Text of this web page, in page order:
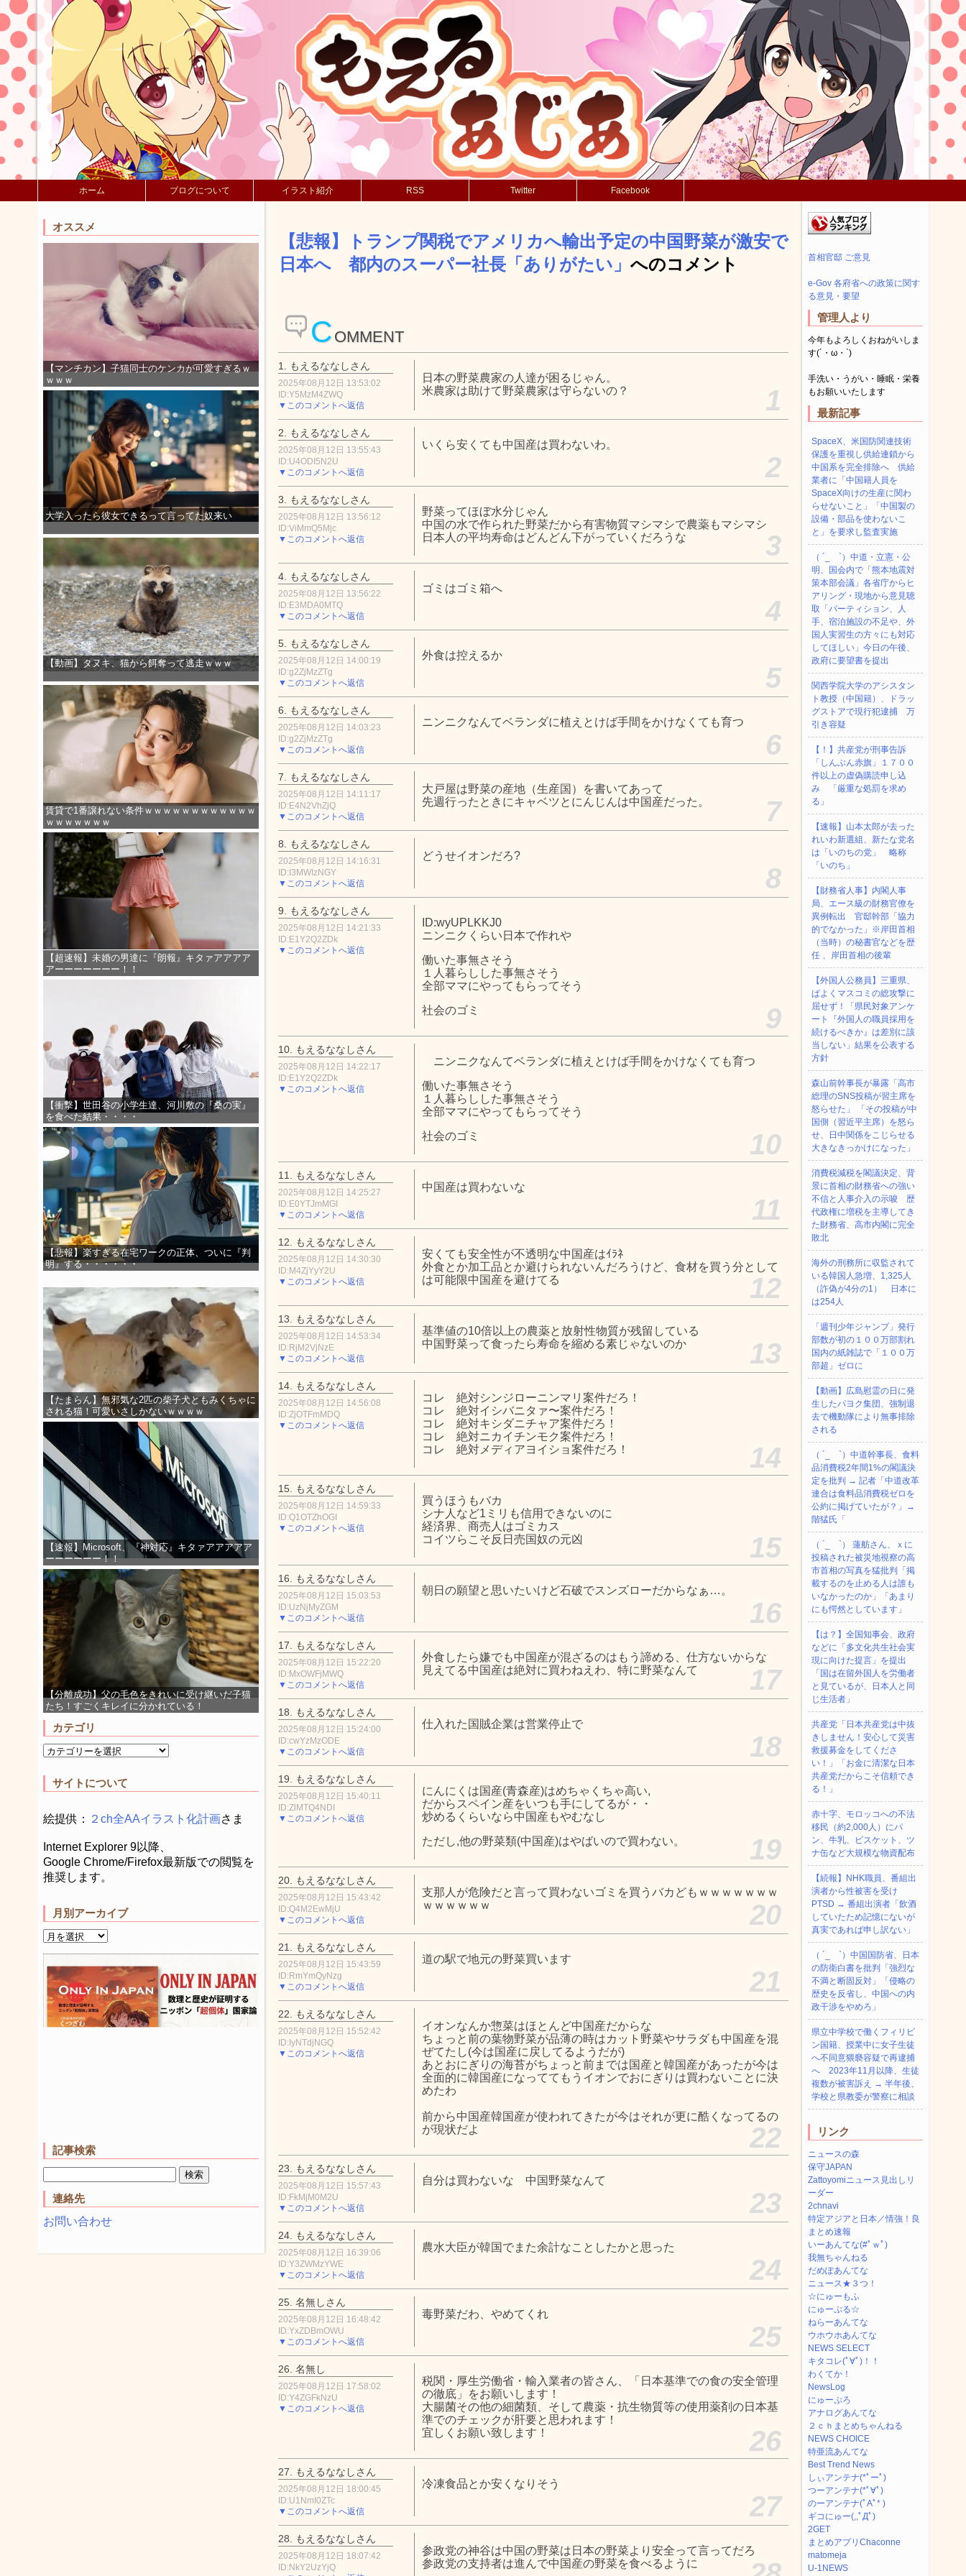
ホーム ブログについて イラスト紹介 RSS Twitter Facebook
オススメ
【マンチカン】子猫同士のケンカが可愛すぎるｗ
ｗｗｗ
大学入ったら彼女できるって言ってた奴来い
【動画】タヌキ、猫から餌奪って逃走ｗｗｗ
賃貸で1番譲れない条件ｗｗｗｗｗｗｗｗｗｗｗｗ
ｗｗｗｗｗｗｗ
【超速報】未婚の男達に『朗報』キタァアアアア
アーーーーーーー！！
【衝撃】世田谷の小学生達、河川敷の『桑の実』
を食べた結果・・・・
【悲報】楽すぎる在宅ワークの正体、ついに『判
明』する・・・・・・
【たまらん】無邪気な2匹の柴子犬ともみくちゃに
される猫！可愛いさしかないｗｗｗｗ
【速報】Microsoft、『神対応』キタァアアアアア
ーーーーーー！！
【分離成功】父の毛色をきれいに受け継いだ子猫
たち！すごくキレイに分かれている！
カテゴリ
サイトについて
絵提供： ２ch全AAイラスト化計画さま
Internet Explorer 9以降、
Google Chrome/Firefox最新版での閲覧を
推奨します。
月別アーカイブ
記事検索
連絡先
お問い合わせ
【悲報】トランプ関税でアメリカへ輸出予定の中国野菜が激安で
日本へ 都内のスーパー社長「ありがたい」 へのコメント
C OMMENT
1. もえるななしさん
2025年08月12日 13:53:02
ID:Y5MzM4ZWQ
▼このコメントへ返信
日本の野菜農家の人達が困るじゃん。
米農家は助けて野菜農家は守らないの？
1
2. もえるななしさん
2025年08月12日 13:55:43
ID:U4ODI5N2U
▼このコメントへ返信
いくら安くても中国産は買わないわ。
2
3. もえるななしさん
2025年08月12日 13:56:12
ID:ViMmQ5Mjc
▼このコメントへ返信
野菜ってほぼ水分じゃん
中国の水で作られた野菜だから有害物質マシマシで農薬もマシマシ
日本人の平均寿命はどんどん下がっていくだろうな
3
4. もえるななしさん
2025年08月12日 13:56:22
ID:E3MDA0MTQ
▼このコメントへ返信
ゴミはゴミ箱へ
4
5. もえるななしさん
2025年08月12日 14:00:19
ID:g2ZjMzZTg
▼このコメントへ返信
外食は控えるか
5
6. もえるななしさん
2025年08月12日 14:03:23
ID:g2ZjMzZTg
▼このコメントへ返信
ニンニクなんてベランダに植えとけば手間をかけなくても育つ
6
7. もえるななしさん
2025年08月12日 14:11:17
ID:E4N2VhZjQ
▼このコメントへ返信
大戸屋は野菜の産地（生産国）を書いてあって
先週行ったときにキャベツとにんじんは中国産だった。
7
8. もえるななしさん
2025年08月12日 14:16:31
ID:I3MWIzNGY
▼このコメントへ返信
どうせイオンだろ?
8
9. もえるななしさん
2025年08月12日 14:21:33
ID:E1Y2Q2ZDk
▼このコメントへ返信
ID:wyUPLKKJ0
ニンニクくらい日本で作れや
働いた事無さそう
１人暮らしした事無さそう
全部ママにやってもらってそう
社会のゴミ
9
10. もえるななしさん
2025年08月12日 14:22:17
ID:E1Y2Q2ZDk
▼このコメントへ返信
ニンニクなんてベランダに植えとけば手間をかけなくても育つ
働いた事無さそう
１人暮らしした事無さそう
全部ママにやってもらってそう
社会のゴミ
10
11. もえるななしさん
2025年08月12日 14:25:27
ID:E0YTJmMGI
▼このコメントへ返信
中国産は買わないな
11
12. もえるななしさん
2025年08月12日 14:30:30
ID:M4ZjYyY2U
▼このコメントへ返信
安くても安全性が不透明な中国産はｲﾗﾈ
外食とか加工品とか避けられないんだろうけど、食材を買う分として
は可能限中国産を避けてる
12
13. もえるななしさん
2025年08月12日 14:53:34
ID:RjM2VjNzE
▼このコメントへ返信
基準値の10倍以上の農薬と放射性物質が残留している
中国野菜って食ったら寿命を縮める素じゃないのか
13
14. もえるななしさん
2025年08月12日 14:56:08
ID:ZjOTFmMDQ
▼このコメントへ返信
コレ 絶対シンジローニンマリ案件だろ！
コレ 絶対イシバニタァ〜案件だろ！
コレ 絶対キシダニチャア案件だろ！
コレ 絶対ニカイチンモク案件だろ！
コレ 絶対メディアヨイショ案件だろ！
14
15. もえるななしさん
2025年08月12日 14:59:33
ID:Q1OTZhOGI
▼このコメントへ返信
買うほうもバカ
シナ人など1ミリも信用できないのに
経済界、商売人はゴミカス
コイツらこそ反日売国奴の元凶
15
16. もえるななしさん
2025年08月12日 15:03:53
ID:UzNjMyZGM
▼このコメントへ返信
朝日の願望と思いたいけど石破でスンズローだからなぁ…。
16
17. もえるななしさん
2025年08月12日 15:22:20
ID:MxOWFjMWQ
▼このコメントへ返信
外食したら嫌でも中国産が混ざるのはもう諦める、仕方ないからな
見えてる中国産は絶対に買わねえわ、特に野菜なんて
17
18. もえるななしさん
2025年08月12日 15:24:00
ID:cwYzMzODE
▼このコメントへ返信
仕入れた国賊企業は営業停止で
18
19. もえるななしさん
2025年08月12日 15:40:11
ID:ZlMTQ4NDI
▼このコメントへ返信
にんにくは国産(青森産)はめちゃくちゃ高い,
だからスペイン産をいつも手にしてるが・・
炒めるくらいなら中国産もやむなし
ただし,他の野菜類(中国産)はやばいので買わない。
19
20. もえるななしさん
2025年08月12日 15:43:42
ID:Q4M2EwMjU
▼このコメントへ返信
支那人が危険だと言って買わないゴミを買うバカどもｗｗｗｗｗｗｗ
ｗｗｗｗｗｗ
20
21. もえるななしさん
2025年08月12日 15:43:59
ID:RmYmQyNzg
▼このコメントへ返信
道の駅で地元の野菜買います
21
22. もえるななしさん
2025年08月12日 15:52:42
ID:IyNTdjNGQ
▼このコメントへ返信
イオンなんか惣菜はほとんど中国産だからな
ちょっと前の葉物野菜が品薄の時はカット野菜やサラダも中国産を混
ぜてたし(今は国産に戻してるようだが)
あとおにぎりの海苔がちょっと前までは国産と韓国産があったが今は
全面的に韓国産になっててもうイオンでおにぎりは買わないことに決
めたわ
前から中国産韓国産が使われてきたが今はそれが更に酷くなってるの
が現状だよ
22
23. もえるななしさん
2025年08月12日 15:57:43
ID:FkMjM0M2U
▼このコメントへ返信
自分は買わないな 中国野菜なんて
23
24. もえるななしさん
2025年08月12日 16:39:06
ID:Y3ZWMzYWE
▼このコメントへ返信
農水大臣が韓国でまた余計なことしたかと思った
24
25. 名無しさん
2025年08月12日 16:48:42
ID:YxZDBmOWU
▼このコメントへ返信
毒野菜だわ、やめてくれ
25
26. 名無し
2025年08月12日 17:58:02
ID:Y4ZGFkNzU
▼このコメントへ返信
税関・厚生労働省・輸入業者の皆さん、「日本基準での食の安全管理
の徹底」をお願いします！
大腸菌その他の細菌類、そして農薬・抗生物質等の使用薬剤の日本基
準でのチェックが肝要と思われます！
宜しくお願い致します！
26
27. もえるななしさん
2025年08月12日 18:00:45
ID:U1NmI0ZTc
▼このコメントへ返信
冷凍食品とか安くなりそう
27
28. もえるななしさん
2025年08月12日 18:07:42
ID:NkY2UzYjQ
参政党の神谷は中国の野菜は日本の野菜より安全って言ってだろ
参政党の支持者は進んで中国産の野菜を食べるように
首相官邸 ご意見
e-Gov 各府省への政策に関す
る意見・要望
管理人より
今年もよろしくおねがいしま
す(´・ω・`)
手洗い・うがい・睡眠・栄養
もお願いいたします
最新記事
SpaceX、米国防関連技術
保護を重視し供給連鎖から
中国系を完全排除へ 供給
業者に「中国籍人員を
SpaceX向けの生産に関わ
らせないこと」「中国製の
設備・部品を使わないこ
と」を要求し監査実施
（ ´_ゝ`）中道・立憲・公
明、国会内で「熊本地震対
策本部会議」各省庁からヒ
アリング・現地から意見聴
取「パーティション、人
手、宿泊施設の不足や、外
国人実習生の方々にも対応
してほしい」今日の午後、
政府に要望書を提出
関西学院大学のアシスタン
ト教授（中国籍）、ドラッ
グストアで現行犯逮捕 万
引き容疑
【！】共産党が刑事告訴
「しんぶん赤旗」１７００
件以上の虚偽購読申し込
み 「厳重な処罰を求め
る」
【速報】山本太郎が去った
れいわ新選組、新たな党名
は「いのちの党」 略称
「いのち」
【財務省人事】内閣人事
局、エース級の財務官僚を
異例転出 官邸幹部「協力
的でなかった」※岸田首相
（当時）の秘書官などを歴
任 、岸田首相の後輩
【外国人公務員】三重県、
ぱよくマスコミの総攻撃に
屈せず！「県民対象アンケ
ート『外国人の職員採用を
続けるべきか』は差別に該
当しない」結果を公表する
方針
森山前幹事長が暴露「高市
総理のSNS投稿が習主席を
怒らせた」 「その投稿が中
国側（習近平主席）を怒ら
せ、日中関係をこじらせる
大きなきっかけになった」
消費税減税を閣議決定、背
景に首相の財務省への強い
不信と人事介入の示唆 歴
代政権に増税を主導してき
た財務省、高市内閣に完全
敗北
海外の刑務所に収監されて
いる韓国人急増、1,325人
（詐偽が4分の1） 日本に
は254人
「週刊少年ジャンプ」発行
部数が初の１００万部割れ
国内の紙雑誌で「１００万
部超」ゼロに
【動画】広島慰霊の日に発
生したパヨク集団、強制退
去で機動隊により無事排除
される
（ ´_ゝ`）中道幹事長、食料
品消費税2年間1%の閣議決
定を批判 → 記者「中道改革
連合は食料品消費税ゼロを
公約に掲げていたが？」→
階猛氏「
（ ´_ゝ`） 蓮舫さん、ｘに
投稿された被災地視察の高
市首相の写真を猛批判「掲
載するのを止める人は誰も
いなかったのか」「あまり
にも愕然としています」
【は？】全国知事会、政府
などに「多文化共生社会実
現に向けた提言」を提出
「国は在留外国人を労働者
と見ているが、日本人と同
じ生活者」
共産党「日本共産党は中抜
きしません！安心して災害
救援募金をしてくださ
い！」「お金に清潔な日本
共産党だからこそ信頼でき
る！」
赤十字、モロッコへの不法
移民（約2,000人）にパ
ン、牛乳、ビスケット、ツ
ナ缶など大規模な物資配布
【続報】NHK職員、番組出
演者から性被害を受け
PTSD → 番組出演者「飲酒
していたため記憶にないが
真実であれば申し訳ない」
（ ´_ゝ`）中国国防省、日本
の防衛白書を批判「強烈な
不満と断固反対」「侵略の
歴史を反省し、中国への内
政干渉をやめろ」
県立中学校で働くフィリピ
ン国籍、授業中に女子生徒
へ不同意猥褻容疑で再逮捕
へ 2023年11月以降、生徒
複数が被害訴え → 半年後、
学校と県教委が警察に相談
リンク
ニュースの森
保守JAPAN
Zattoyomiニュース見出しリ
ーダー
2chnavi
特定アジアと日本／情強！良
まとめ速報
いーあんてな(#ﾟｗﾟ)
我無ちゃんねる
だめぽあんてな
ニュース★３つ！
☆にゅーもふ
にゅーぷる☆
ねらーあんてな
ウホウホあんてな
NEWS SELECT
キタコレ(ﾟ∀ﾟ)！！
わくてか！
NewsLog
にゅーぷろ
アナログあんてな
２ｃｈまとめちゃんねる
NEWS CHOICE
特亜流あんてな
Best Trend News
しぃアンテナ(*ﾟーﾟ)
つーアンテナ(*ﾟ∀ﾟ)
のーアンテナ(ﾟAﾟ* )
ギコにゅー(,,ﾟДﾟ)
2GET
まとめアプリChaconne
matomeja
U-1NEWS